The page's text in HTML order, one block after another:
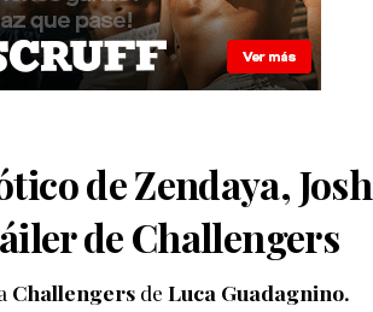
de Zendaya, Josh
de Challengers
Challengers de Luca Guadagnino.